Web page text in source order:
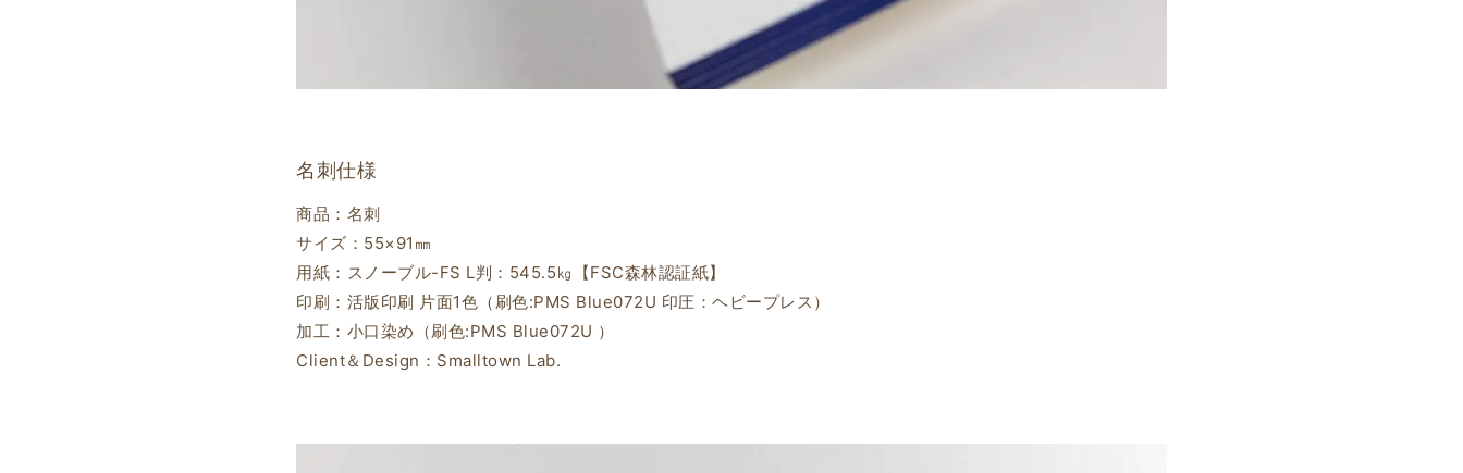
名刺仕様
商品：名刺
サイズ：55×91㎜
用紙：スノーブル-FS L判：545.5㎏【FSC森林認証紙】
印刷：活版印刷 片面1色（刷色:PMS Blue072U 印圧：ヘビープレス）
加工：小口染め（刷色:PMS Blue072U ）
Client＆Design：Smalltown Lab.